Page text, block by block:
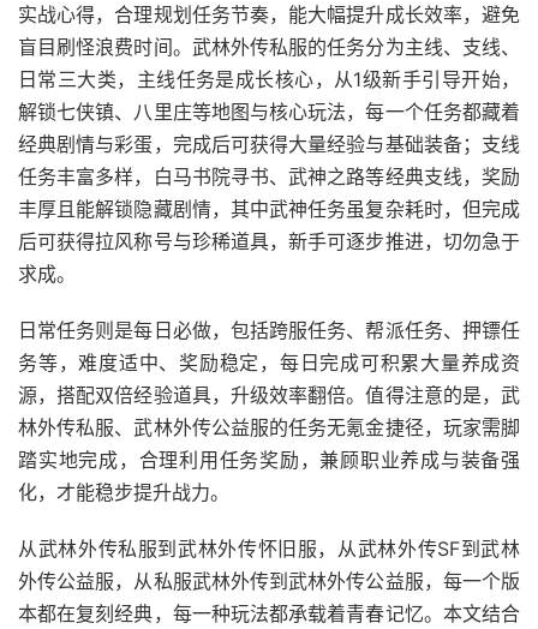
实战心得，合理规划任务节奏，能大幅提升成长效率，避免
盲目刷怪浪费时间。武林外传私服的任务分为主线、支线、
日常三大类，主线任务是成长核心，从1级新手引导开始，
解锁七侠镇、八里庄等地图与核心玩法，每一个任务都藏着
经典剧情与彩蛋，完成后可获得大量经验与基础装备；支线
任务丰富多样，白马书院寻书、武神之路等经典支线，奖励
丰厚且能解锁隐藏剧情，其中武神任务虽复杂耗时，但完成
后可获得拉风称号与珍稀道具，新手可逐步推进，切勿急于
求成。
日常任务则是每日必做，包括跨服任务、帮派任务、押镖任
务等，难度适中、奖励稳定，每日完成可积累大量养成资
源，搭配双倍经验道具，升级效率翻倍。值得注意的是，武
林外传私服、武林外传公益服的任务无氪金捷径，玩家需脚
踏实地完成，合理利用任务奖励，兼顾职业养成与装备强
化，才能稳步提升战力。
从武林外传私服到武林外传怀旧服，从武林外传SF到武林
外传公益服，从私服武林外传到武林外传公益服，每一个版
本都在复刻经典，每一种玩法都承载着青春记忆。本文结合